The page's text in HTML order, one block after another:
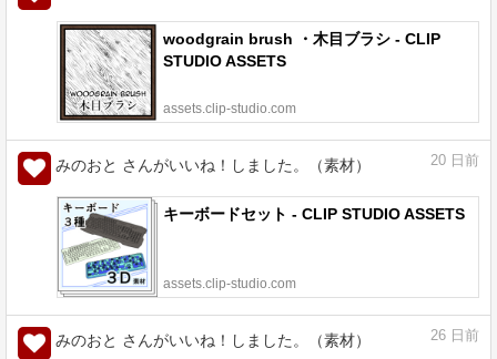
woodgrain brush ・木目ブラシ - CLIP
STUDIO ASSETS
assets.clip-studio.com
みのおと さんがいいね！しました。（素材） 20 日前
キーボードセット - CLIP STUDIO ASSETS
assets.clip-studio.com
みのおと さんがいいね！しました。（素材） 26 日前